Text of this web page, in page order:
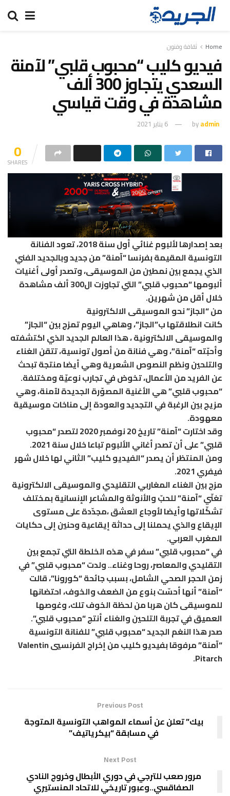
Home ثقافة وفنون
فيديو كليب “محبوب قلبي” لآمنة
السعدي يتجاوز 300 ألف
مشاهدة في وقت قياسي
byadmin 6 يناير 2021
0
SHARES
بعد إصدارها لألبوم غنائي أول سنة 2018، تعود الفنانة
التونسية المقيمة بفرنسا “آمنة” من جديد وبالجديد الفني
الذي يجمع بين نمطين من الموسيقى، وتصدر أولى أغنيات
ألبومها “محبوب قلبي” التي تجاوزت ال300 ألف مشاهدة
خلال أقل من شهرين.
من “الجاز” نحو الموسيقى الالكترونية
كانت انطلاقتها ب”الجاز”، وهاهي اليوم تمزج بين “الجاز”
والموسيقى الالكترونية ، هذا العالم الجديد الذي اكتشفته
وأحبّته “آمنة”، وهي فنانة من أصول تونسية، تتقن الغناء
والتلحين ونظم النصوص الشعرية وهي أيضا منتجة تبحث
عن الفريد من الأعمال، تخوض في تجارب نوعيّة ومختلفة.
“محبوب قلبي” هي الأغنية المصوّرة الجديدة لآمنة، وهي
مزيج بين الرغبة في التجديد والعودة إلى مناخات موسيقية
معهودة.
وقد اختارت “آمنة” تاريخ 20 نوفمبر 2020 لتصدر “محبوب
قلبي” على أن تصدر أغاني الألبوم تباعا خلال سنة 2021.
ومن المنتظر أن يصدر “الفيديو كليب” الثاني لها خلال شهر
فيفري 2021.
مزج بين الغناء المغاربي التقليدي والموسيقى الالكترونية
تغنّي “آمنة” للحبّ والأنوثة والمشاعر الإنسانية بمختلف
تشكّلاتها وأيضا لأوجاع العشق ،مجدّدة على مستوى
الإيقاع والذي يحملنا إلى حداثة إيقاعية وحنين إلى حكايات
المغرب العربي.
في “محبوب قلبي” سفر في هذه الخلطة التي تجمع بين
التقليدي والمعاصر، روحا وغناء.. ولدت “محبوب قلبي” في
زمن الحجر الصحي الشامل، بسبب جائحة “كورونا”، قالت
“آمنة” أنها أحسّت بنوع من الضعف والخوف، احتضانها
للموسيقى كان هربا من لحظة الخوف تلك، وغوصها
العميق في تجربة التلحين والغناء أنتج “محبوب قلبي”.
صدر هذا النغم الجديد “محبوب قلبي” للفنانة التونسية
“آمنة” مرفوقا بفيديو كليب من إخراج الفرنسيي Valentin
Pitarch.
Previous Post
بيك” تعلن عن أسماء المواهب التونسية المتوجة
في مسابقة “بيكرياتيف”
Next Post
مرور صعب للترجي في دوري الأبطال وخروج النادي
الصفاقسي..وعبور تاريخي للاتحاد المنستيري